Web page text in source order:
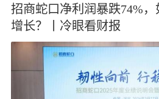
招商蛇口净利润暴跌74%
增长？丨冷眼看财报